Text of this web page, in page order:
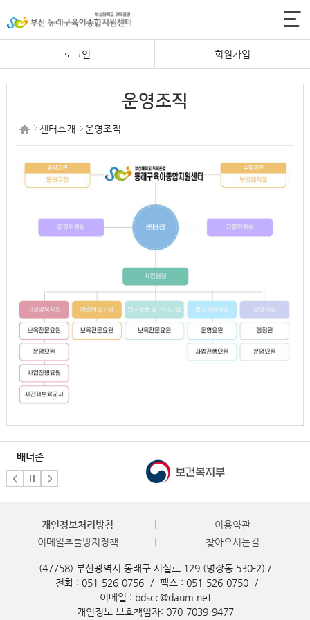
로그인 회원가입
운영조직
센터소개 운영조직
배너존
개인정보처리방침
이용약관
이메일추출방지정책
찾아오시는길
(47758) 부산광역시 동래구 시실로 129 (명장동 530-2) /
전화 : 051-526-0756
/ 팩스 : 051-526-0750
/
이메일 : bdscc@daum.net
개인정보 보호책임자: 070-7039-9477